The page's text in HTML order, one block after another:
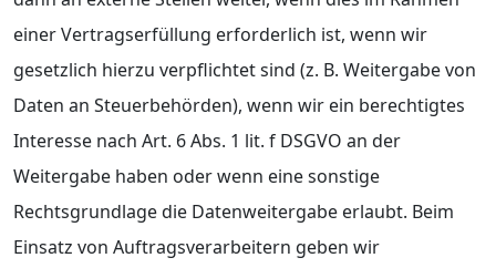
einer Vertragserfüllung erforderlich ist, wenn wir
gesetzlich hierzu verpflichtet sind (z. B. Weitergabe von
Daten an Steuerbehörden), wenn wir ein berechtigtes
Interesse nach Art. 6 Abs. 1 lit. f DSGVO an der
Weitergabe haben oder wenn eine sonstige
Rechtsgrundlage die Datenweitergabe erlaubt. Beim
Einsatz von Auftragsverarbeitern geben wir